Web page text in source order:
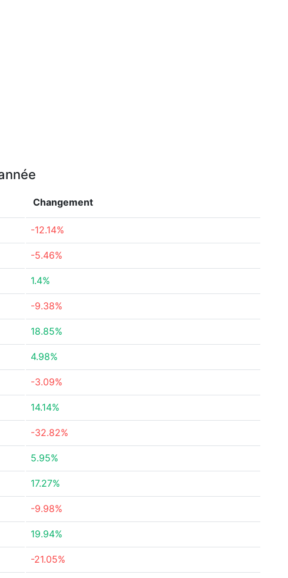
Changement
-12.14%
-5.46%
1.4%
-9.38%
18.85%
4.98%
-3.09%
14.14%
-32.82%
5.95%
17.27%
-9.98%
19.94%
-21.05%